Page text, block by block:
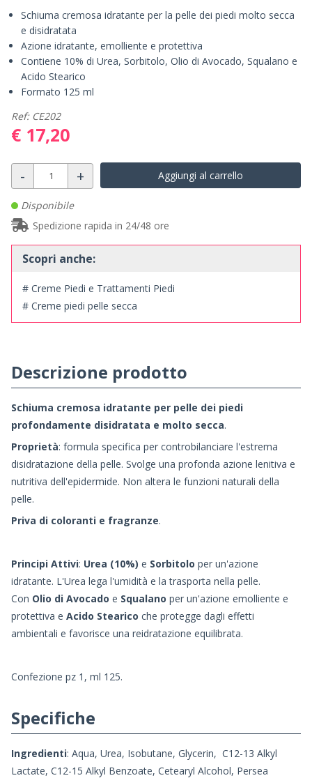
Schiuma cremosa idratante per la pelle dei piedi molto secca
e disidratata
Azione idratante, emolliente e protettiva
Contiene 10% di Urea, Sorbitolo, Olio di Avocado, Squalano e
Acido Stearico
Formato 125 ml
Ref: CE202
€ 17,20
- + Aggiungi al carrello
Disponibile
Spedizione rapida in 24/48 ore
Scopri anche:
# Creme Piedi e Trattamenti Piedi
# Creme piedi pelle secca
Descrizione prodotto
Schiuma cremosa idratante per pelle dei piedi
profondamente disidratata e molto secca.
Proprietà: formula specifica per controbilanciare l'estrema
disidratazione della pelle. Svolge una profonda azione lenitiva e
nutritiva dell'epidermide. Non altera le funzioni naturali della
pelle.
Priva di coloranti e fragranze.
Principi Attivi: Urea (10%) e Sorbitolo per un'azione
idratante. L'Urea lega l'umidità e la trasporta nella pelle.
Con Olio di Avocado e Squalano per un'azione emolliente e
protettiva e Acido Stearico che protegge dagli effetti
ambientali e favorisce una reidratazione equilibrata.
Confezione pz 1, ml 125.
Specifiche
Ingredienti: Aqua, Urea, Isobutane, Glycerin, C12-13 Alkyl
Lactate, C12-15 Alkyl Benzoate, Cetearyl Alcohol, Persea